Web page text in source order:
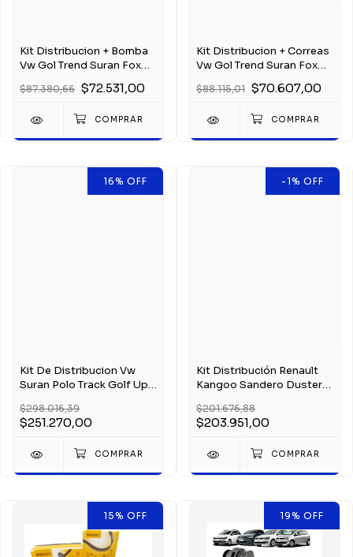
Kit Distribucion + Bomba
Vw Gol Trend Suran Fox
$87.380,66 $72.531,00
Kit Distribucion + Correas
Vw Gol Trend Suran Fox
$88.115,01 $70.607,00
16% OFF
Kit De Distribucion Vw
Suran Polo Track Golf Up!
$298.016,39
$251.270,00
-1% OFF
Kit Distribución Renault
Kangoo Sandero Duster
$201.676,88
$203.951,00
15% OFF 19% OFF